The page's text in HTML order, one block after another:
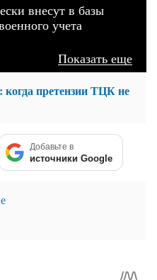
внесут в базы
учета
Показать еще
претензии ТЦК не
Добавьте в
источники Google